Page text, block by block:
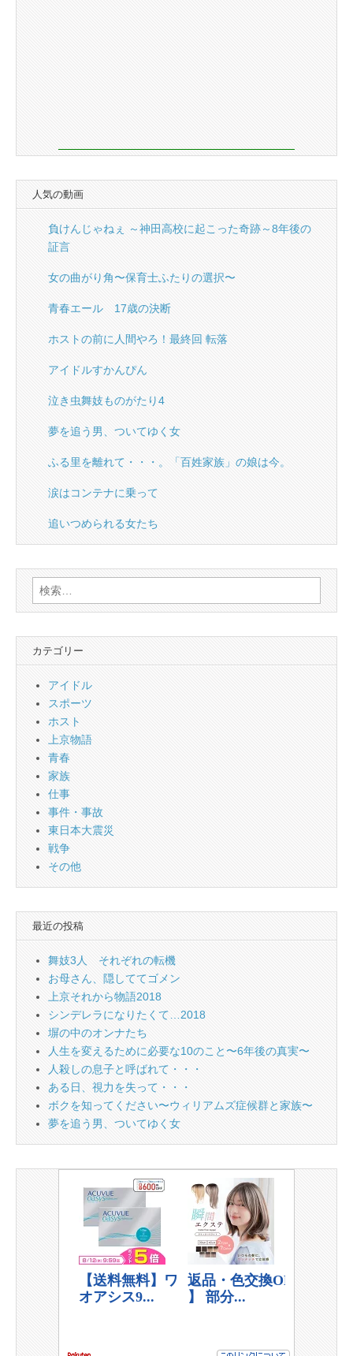
人気の動画
負けんじゃねぇ ～神田高校に起こった奇跡～8年後の
証言
女の曲がり角〜保育士ふたりの選択〜
青春エール 17歳の決断
ホストの前に人間やろ！最終回 転落
アイドルすかんぴん
泣き虫舞妓ものがたり4
夢を追う男、ついてゆく女
ふる里を離れて・・・。「百姓家族」の娘は今。
涙はコンテナに乗って
追いつめられる女たち
検
索:
カテゴリー
アイドル
スポーツ
ホスト
上京物語
青春
家族
仕事
事件・事故
東日本大震災
戦争
その他
最近の投稿
舞妓3人 それぞれの転機
お母さん、隠しててゴメン
上京それから物語2018
シンデレラになりたくて…2018
塀の中のオンナたち
人生を変えるために必要な10のこと〜6年後の真実〜
人殺しの息子と呼ばれて・・・
ある日、視力を失って・・・
ボクを知ってください〜ウィリアムズ症候群と家族〜
夢を追う男、ついてゆく女